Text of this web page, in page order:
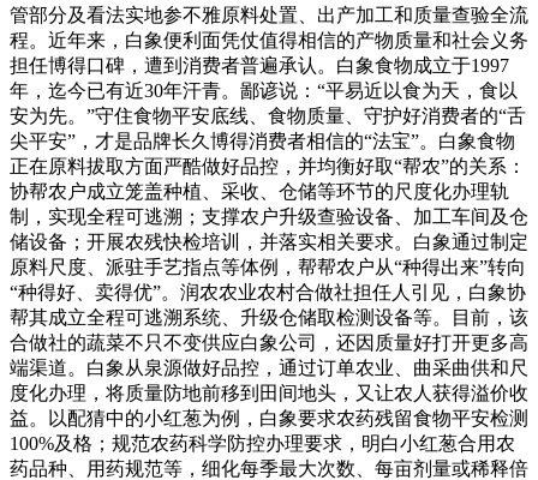
管部分及看法实地参不雅原料处置、出产加工和质量查验全流
程。近年来，白象便利面凭仗值得相信的产物质量和社会义务
担任博得口碑，遭到消费者普遍承认。白象食物成立于1997
年，迄今已有近30年汗青。鄙谚说：“平易近以食为天，食以
安为先。”守住食物平安底线、食物质量、守护好消费者的“舌
尖平安”，才是品牌长久博得消费者相信的“法宝”。白象食物
正在原料拔取方面严酷做好品控，并均衡好取“帮农”的关系：
协帮农户成立笼盖种植、采收、仓储等环节的尺度化办理轨
制，实现全程可逃溯；支撑农户升级查验设备、加工车间及仓
储设备；开展农残快检培训，并落实相关要求。白象通过制定
原料尺度、派驻手艺指点等体例，帮帮农户从“种得出来”转向
“种得好、卖得优”。润农农业农村合做社担任人引见，白象协
帮其成立全程可逃溯系统、升级仓储取检测设备等。目前，该
合做社的蔬菜不只不变供应白象公司，还因质量好打开更多高
端渠道。白象从泉源做好品控，通过订单农业、曲采曲供和尺
度化办理，将质量防地前移到田间地头，又让农人获得溢价收
益。以配猜中的小红葱为例，白象要求农药残留食物平安检测
100%及格；规范农药科学防控办理要求，明白小红葱合用农
药品种、用药规范等，细化每季最大次数、每亩剂量或稀释倍